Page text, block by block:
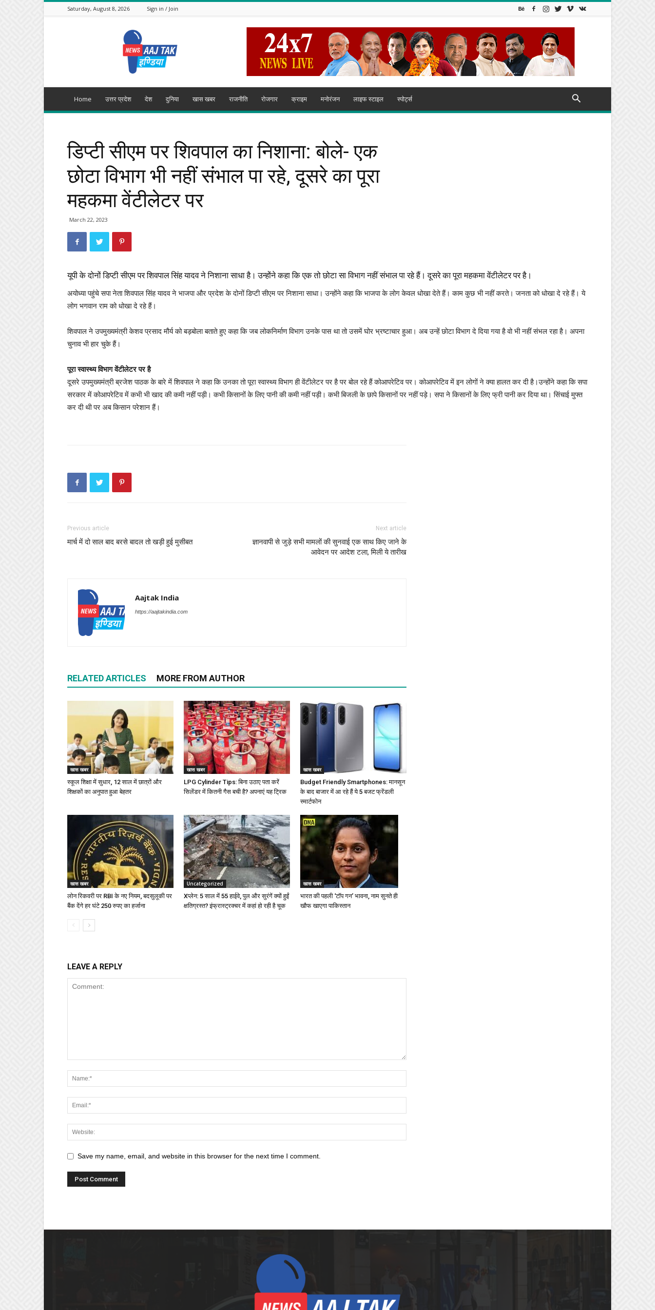
Saturday, August 8, 2026 Sign in / Join
India
Home उत्तर प्रदेश देश दुनिया खास खबर राजनीति रोजगार क्राइम मनोरंजन लाइफ स्टाइल स्पोर्ट्स
डिप्टी सीएम पर शिवपाल का निशाना: बोले- एक
छोटा विभाग भी नहीं संभाल पा रहे, दूसरे का पूरा
महकमा वेंटीलेटर पर
March 22, 2023
यूपी के दोनों डिप्टी सीएम पर शिवपाल सिंह यादव ने निशाना साधा है। उन्होंने कहा कि एक तो छोटा सा विभाग नहीं संभाल पा रहे हैं। दूसरे का पूरा महकमा वेंटीलेटर पर है।
अयोध्या पहुंचे सपा नेता शिवपाल सिंह यादव ने भाजपा और प्रदेश के दोनों डिप्टी सीएम पर निशाना साधा। उन्होंने कहा कि भाजपा के लोग केवल धोखा देते हैं। काम कुछ भी नहीं करते। जनता को धोखा दे रहे हैं। ये
लोग भगवान राम को धोखा दे रहे हैं।
शिवपाल ने उपमुख्यमंत्री केशव प्रसाद मौर्य को बड़बोला बताते हुए कहा कि जब लोकनिर्माण विभाग उनके पास था तो उसमें घोर भ्रष्टाचार हुआ। अब उन्हें छोटा विभाग दे दिया गया है वो भी नहीं संभल रहा है। अपना
चुनाव भी हार चुके हैं।
पूरा स्वास्थ्य विभाग वेंटीलेटर पर है
दूसरे उपमुख्यमंत्री ब्रजेश पाठक के बारे में शिवपाल ने कहा कि उनका तो पूरा स्वास्थ्य विभाग ही वेंटीलेटर पर है पर बोल रहे हैं कोआपरेटिव पर। कोआपरेटिव में इन लोगों ने क्या हालत कर दी है।उन्होंने कहा कि सपा
सरकार में कोआपरेटिव में कभी भी खाद की कमी नहीं पड़ी। कभी किसानों के लिए पानी की कमी नहीं पड़ी। कभी बिजली के छापे किसानों पर नहीं पड़े। सपा ने किसानों के लिए फ्री पानी कर दिया था। सिंचाई मुफ्त
कर दी थी पर अब किसान परेशान हैं।
Previous article
मार्च में दो साल बाद बरसे बादल तो खड़ी हुई मुसीबत
Next article
ज्ञानवापी से जुड़े सभी मामलों की सुनवाई एक साथ किए जाने के
आवेदन पर आदेश टला, मिली ये तारीख
Aajtak India
https://aajtakindia.com
RELATED ARTICLES MORE FROM AUTHOR
खास खबर
स्कूल शिक्षा में सुधार, 12 साल में छात्रों और
शिक्षकों का अनुपात हुआ बेहतर
खास खबर
LPG Cylinder Tips: बिना उठाए पता करें
सिलेंडर में कितनी गैस बची है? अपनाएं यह ट्रिक
खास खबर
Budget Friendly Smartphones: मानसून
के बाद बाजार में आ रहे हैं ये 5 बजट फ्रेंडली
स्मार्टफोन
खास खबर
लोन रिकवरी पर RBI के नए नियम, बदसुलूकी पर
बैंक देंगे हर घंटे 250 रुपए का हर्जाना
Uncategorized
Xप्लेन: 5 साल में 55 हाईवे, पुल और सुरंगें क्यों हुईं
क्षतिग्रस्त? इंफ्रास्ट्रक्चर में कहां हो रही है चूक
खास खबर
भारत की पहली ‘टॉप गन’ भावना, नाम सुनते ही
खौफ खाएगा पाकिस्तान
LEAVE A REPLY
Save my name, email, and website in this browser for the next time I comment.